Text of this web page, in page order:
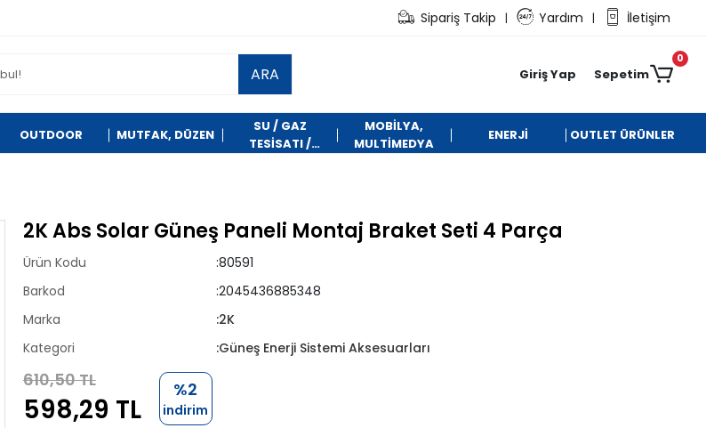
Sipariş Takip | Yardım | İletişim
ARA Giriş Yap Sepetim
0
OUTDOOR MUTFAK, DÜZEN
SU / GAZ
TESİSATI /
MOBİLYA,
MULTİMEDYA
ENERJİ OUTLET ÜRÜNLER
2K Abs Solar Güneş Paneli Montaj Braket Seti 4 Parça
Ürün Kodu
:80591
Barkod
:2045436885348
Marka
:2K
Kategori
:Güneş Enerji Sistemi Aksesuarları
610,50 TL
598,29 TL
%2
indirim